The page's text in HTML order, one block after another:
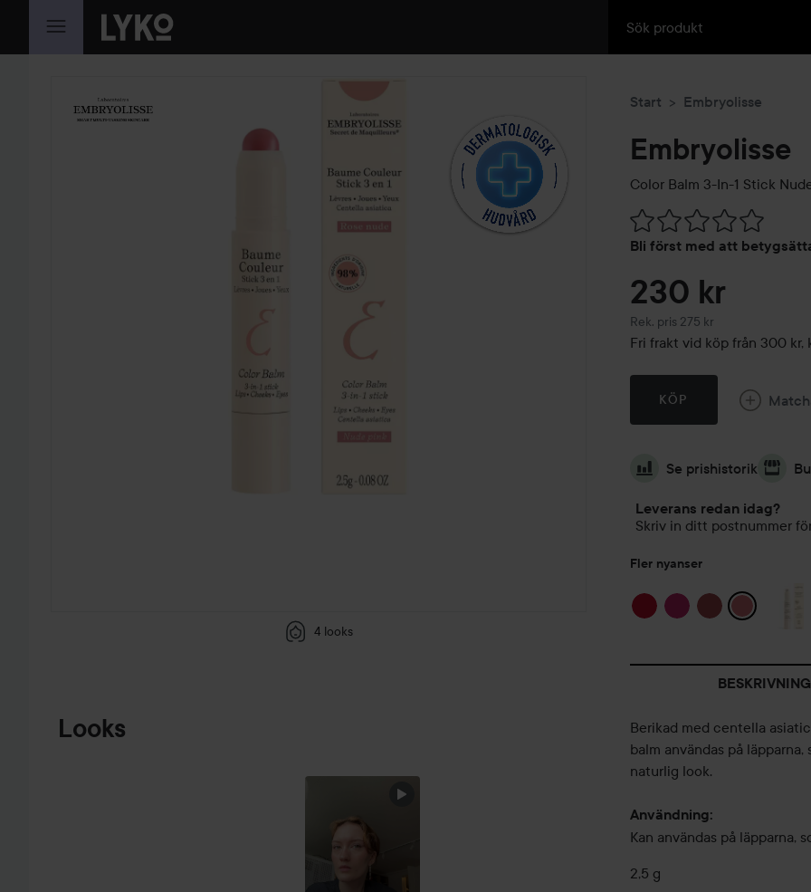
HOPPA TILL INNEHÅLLET
4 looks
Looks
Start Embryolisse
Embryolisse
Color Balm 3-In-1 Stick
Bli först med att
Hoppa till Betyg &
230 kr
Rek. pris 275 kr
Rekommenderat pris 275 kr
Fri frakt vid köp från 300 kr,
KÖP
Se prishistorik
Leverans redan idag?
Skriv in ditt postnummer
Fler nyanser
BESKRIVNING
Berikad med centella
balm användas på
naturlig look.
Användning:
Kan användas på läpparna,
2,5 g